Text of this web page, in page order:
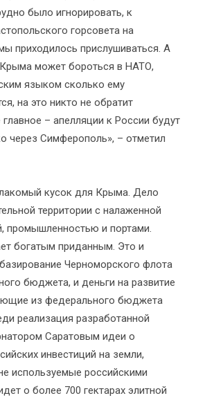
было игнорировать, к
горсовета на
приходилось прислушиваться. А
может бороться в НАТО,
языком сколько ему
на это никто не обратит
– апелляции к России будут
через Симферополь», – отметил
кусок для Крыма. Дело
территории с налаженной
промышленностью и портами.
богатым приданным. Это и
Черноморского флота
бюджета, и деньги на развитие
из федерального бюджета
реализация разработанной
Саратовым идеи о
инвестиций на земли,
используемые российскими
о более 700 гектарах элитной